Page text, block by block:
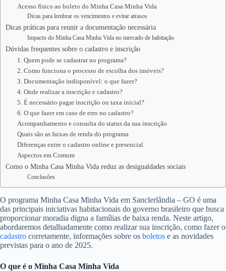
Acesso físico ao boleto do Minha Casa Minha Vida
Dicas para lembrar os vencimentos e evitar atrasos
Dicas práticas para reunir a documentação necessária
Impacto do Minha Casa Minha Vida no mercado de habitação
Dúvidas frequentes sobre o cadastro e inscrição
1. Quem pode se cadastrar no programa?
2. Como funciona o processo de escolha dos imóveis?
3. Documentação indisponível: o que fazer?
4. Onde realizar a inscrição e cadastro?
5. É necessário pagar inscrição ou taxa inicial?
6. O que fazer em caso de erro no cadastro?
Acompanhamento e consulta do status da sua inscrição
Quais são as faixas de renda do programa
Diferenças entre o cadastro online e presencial
Aspectos em Comum
Como o Minha Casa Minha Vida reduz as desigualdades sociais
Conclusões
O programa Minha Casa Minha Vida em Sanclerlândia – GO é uma
das principais iniciativas habitacionais do governo brasileiro que busca
proporcionar moradia digna a famílias de baixa renda. Neste artigo,
abordaremos detalhadamente como realizar sua inscrição, como fazer o
cadastro corretamente, informações sobre os boletos e as novidades
previstas para o ano de 2025.
O que é o Minha Casa Minha Vida